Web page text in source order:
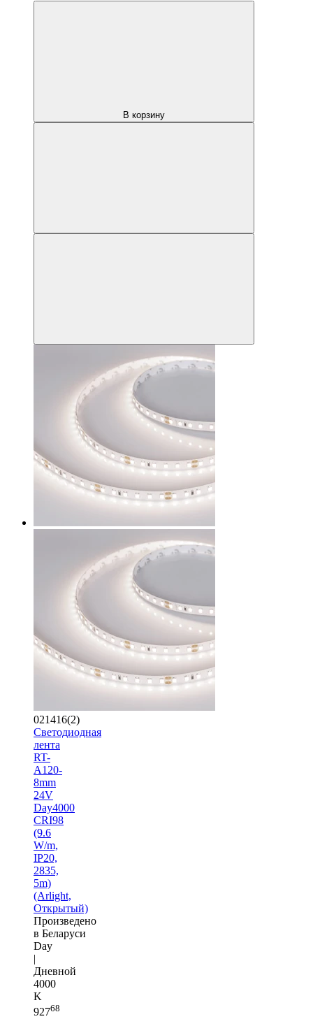
В корзину
021416(2)
Светодиодная
лента
RT-
A120-
8mm
24V
Day4000
CRI98
(9.6
W/m,
IP20,
2835,
5m)
(Arlight,
Открытый)
Произведено
в Беларуси
Day
|
Дневной
4000
K
92768